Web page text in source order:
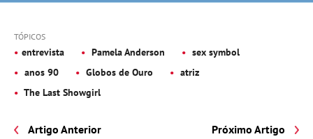
TÓPICOS
entrevista Pamela Anderson
sex symbol
anos 90
Globos de Ouro
atriz
The Last Showgirl
Artigo Anterior Próximo Artigo